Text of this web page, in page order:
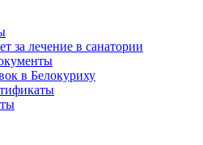
за лечение в санатории
в Белокуриху